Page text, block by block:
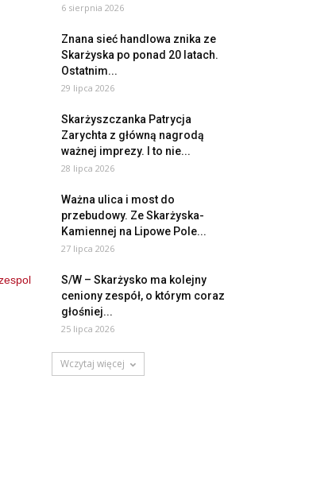
6 sierpnia 2026
Znana sieć handlowa znika ze
Skarżyska po ponad 20 latach.
Ostatnim...
29 lipca 2026
Skarżyszczanka Patrycja
Zarychta z główną nagrodą
ważnej imprezy. I to nie...
28 lipca 2026
Ważna ulica i most do
przebudowy. Ze Skarżyska-
Kamiennej na Lipowe Pole...
27 lipca 2026
S/W – Skarżysko ma kolejny
ceniony zespół, o którym coraz
głośniej...
25 lipca 2026
Wczytaj więcej